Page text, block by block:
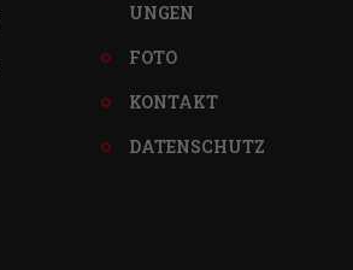
UNGEN
FOTO
KONTAKT
DATENSCHUTZ